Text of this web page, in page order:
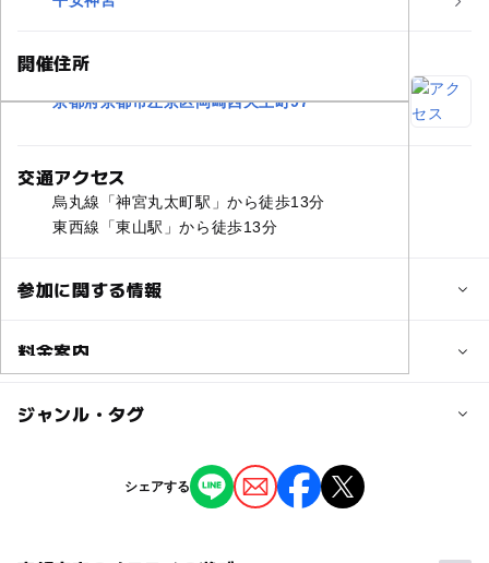
開催住所
京都府京都市左京区岡崎西天王町97
交通アクセス
烏丸線「神宮丸太町駅」から徒歩13分
東西線「東山駅」から徒歩13分
参加に関する情報
対象年齢
0歳･1歳･2歳の赤ちゃん(乳児･幼児)
料金案内
子供の料金詳細
大人の料金詳細
ジャンル・タグ
シェアする